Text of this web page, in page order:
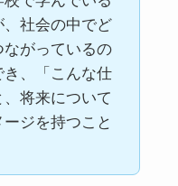
社会の中でど
がっているの
、「こんな仕
将来について
ジを持つこと